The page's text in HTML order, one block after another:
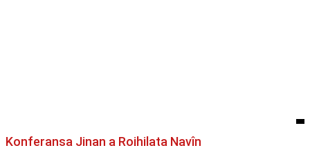
Konferansa Jinan a Rojhilata Navîn